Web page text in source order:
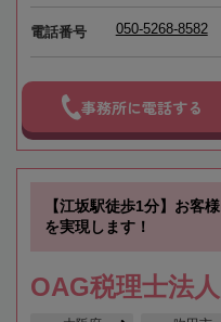
電話番号 050-5268-8582
事務所に電話する
【江坂駅徒歩1分】お客
を実現します！
OAG税理士法